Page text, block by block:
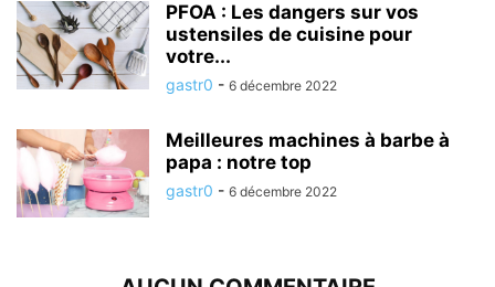
PFOA : Les dangers sur vos
ustensiles de cuisine pour
votre...
gastr0 - 6 décembre 2022
Meilleures machines à barbe à
papa : notre top
gastr0 - 6 décembre 2022